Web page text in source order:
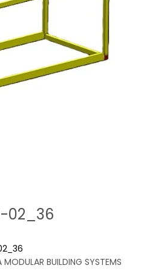
02_36
MODULAR BUILDING SYSTEMS